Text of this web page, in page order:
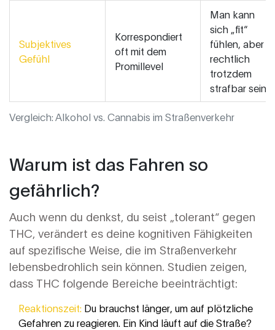
Vergleich: Alkohol vs. Cannabis im Straßenverkehr
Subjektives
Gefühl
Korrespondiert
oft mit dem
Promillevel
Man kann
sich „fit“
fühlen, aber
rechtlich
trotzdem
strafbar sein
Warum ist das Fahren so
gefährlich?
Auch wenn du denkst, du seist „tolerant“ gegen
THC, verändert es deine kognitiven Fähigkeiten
auf spezifische Weise, die im Straßenverkehr
lebensbedrohlich sein können. Studien zeigen,
dass THC folgende Bereiche beeinträchtigt:
Reaktionszeit: Du brauchst länger, um auf plötzliche
Gefahren zu reagieren. Ein Kind läuft auf die Straße?